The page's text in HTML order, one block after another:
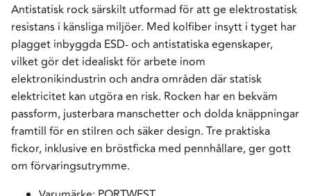
Antistatisk rock särskilt utformad för att ge elektrostatisk
resistans i känsliga miljöer. Med kolfiber insytt i tyget har
plagget inbyggda ESD- och antistatiska egenskaper,
vilket gör det idealiskt för arbete inom
elektronikindustrin och andra områden där statisk
elektricitet kan utgöra en risk. Rocken har en bekväm
passform, justerbara manschetter och dolda knäppningar
framtill för en stilren och säker design. Tre praktiska
fickor, inklusive en bröstficka med pennhållare, ger gott
om förvaringsutrymme.